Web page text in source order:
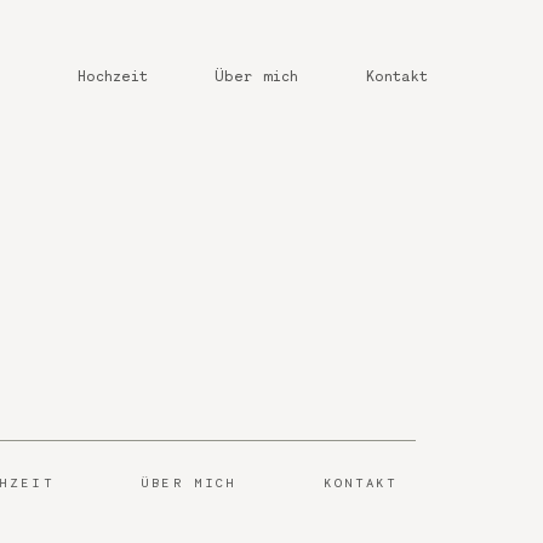
Hochzeit Über mich Kontakt
ÜBER MICH KONTAKT